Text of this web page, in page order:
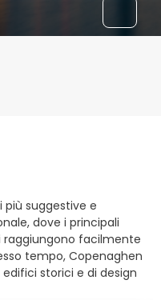
più suggestive e
dove i principali
raggiungono facilmente
tempo, Copenaghen
storici e di design